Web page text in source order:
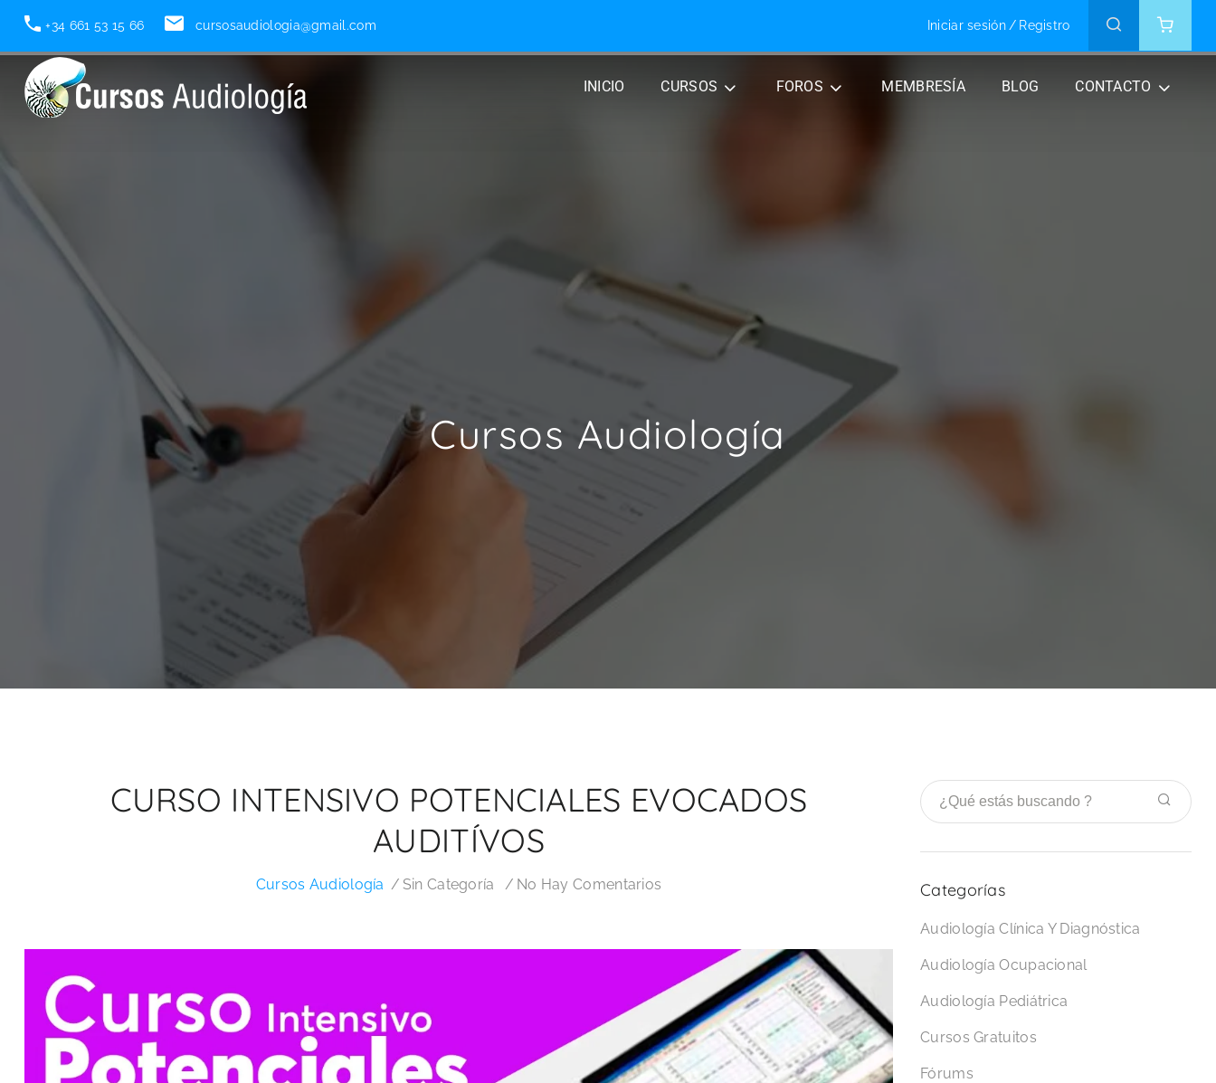
+34 661 53 15 66 cursosaudiologia@gmail.com Iniciar sesión / Registro
INICIO CURSOS FOROS MEMBRESÍA BLOG CONTACTO
Home Blog Sin categoría Curso Intensivo Potenciales Evocados Auditívos
Cursos Audiología
CURSO INTENSIVO POTENCIALES EVOCADOS
AUDITÍVOS
Cursos Audiología Sin Categoría No Hay Comentarios Categorías
Audiología Clínica Y Diagnóstica
Audiología Ocupacional
Audiología Pediátrica
Cursos Gratuitos
Fórums